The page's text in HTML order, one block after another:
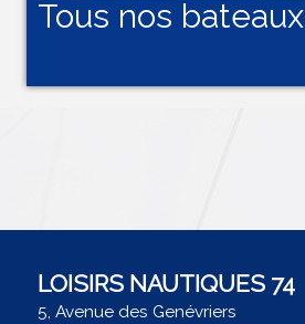
Tous nos bateaux
LOISIRS NAUTIQUES 74
5, Avenue des Genévriers